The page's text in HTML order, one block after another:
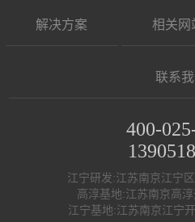
解决方案 相关网
联系我
400-
江宁研发:江苏南京江宁
高淳基地:江苏南京高
江宁基地:江苏南京江宁